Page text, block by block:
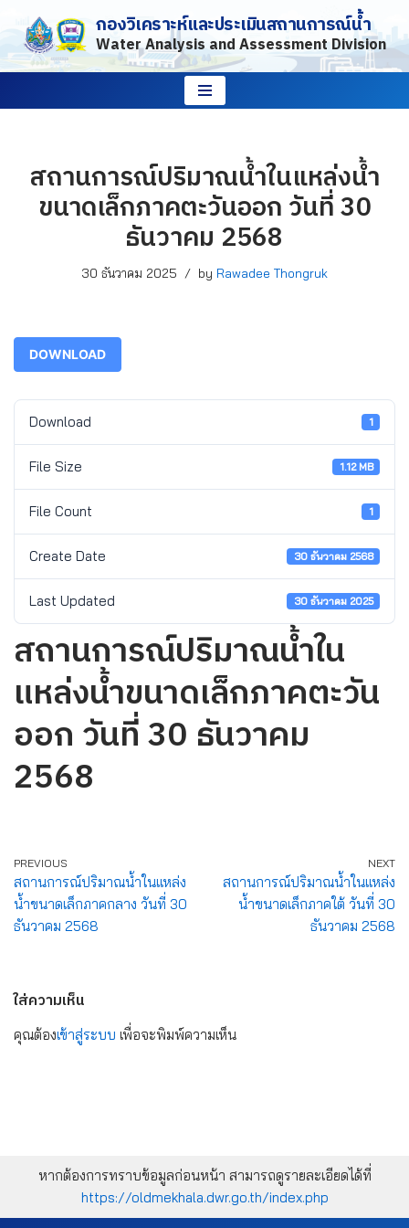
Skip
to
กองวิเคราะห์และประเมินสถานการณ์น้ำ
Water Analysis and Assessment Division
สถานการณ์ปริมาณน้ำในแหล่งน้ำ
ขนาดเล็กภาคตะวันออก วันที่ 30
ธันวาคม 2568
30 ธันวาคม 2025 by Rawadee Thongruk
DOWNLOAD
Download 1
File Size 1.12 MB
File Count 1
Create Date 30 ธันวาคม 2568
Last Updated 30 ธันวาคม 2025
สถานการณ์ปริมาณน้ำใน
แหล่งน้ำขนาดเล็กภาคตะวัน
ออก วันที่ 30 ธันวาคม
2568
PREVIOUS
สถานการณ์ปริมาณน้ำในแหล่ง
น้ำขนาดเล็กภาคกลาง วันที่ 30
ธันวาคม 2568
NEXT
สถานการณ์ปริมาณน้ำในแหล่ง
น้ำขนาดเล็กภาคใต้ วันที่ 30
ธันวาคม 2568
ใส่ความเห็น
คุณต้องเข้าสู่ระบบ เพื่อจะพิมพ์ความเห็น
หากต้องการทราบข้อมูลก่อนหน้า สามารถดูรายละเอียดได้ที่
https://oldmekhala.dwr.go.th/index.php